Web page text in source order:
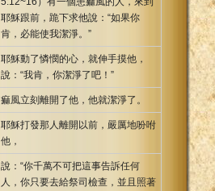
耶穌跟前，跪下求他說：“如果你
肯，必能使我潔淨。”
耶穌動了憐憫的心，就伸手摸他，
說：“我肯，你潔淨了吧！”
痲風立刻離開了他，他就潔淨了。
耶穌打發那人離開以前，嚴厲地吩咐
他，
說：“你千萬不可把這事告訴任何
人，你只要去給祭司檢查，並且照著